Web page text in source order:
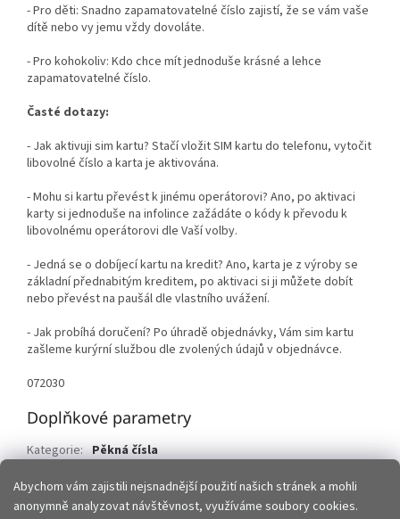
Abychom vám zajistili nejsnadnější použití našich stránek a mohli
anonymně analyzovat návštěvnost, využíváme soubory cookies.
- Pro děti: Snadno zapamatovatelné číslo zajistí, že se vám vaše
dítě nebo vy jemu vždy dovoláte.
- Pro kohokoliv: Kdo chce mít jednoduše krásné a lehce
zapamatovatelné číslo.
Časté dotazy:
- Jak aktivuji sim kartu? Stačí vložit SIM kartu do telefonu, vytočit
libovolné číslo a karta je aktivována.
- Mohu si kartu převést k jinému operátorovi? Ano, po aktivaci
karty si jednoduše na infolince zažádáte o kódy k převodu k
libovolnému operátorovi dle Vaší volby.
- Jedná se o dobíjecí kartu na kredit? Ano, karta je z výroby se
základní přednabitým kreditem, po aktivaci si ji můžete dobít
nebo převést na paušál dle vlastního uvážení.
- Jak probíhá doručení? Po úhradě objednávky, Vám sim kartu
zašleme kurýrní službou dle zvolených údajů v objednávce.
072030
Doplňkové parametry
Kategorie: Pěkná čísla